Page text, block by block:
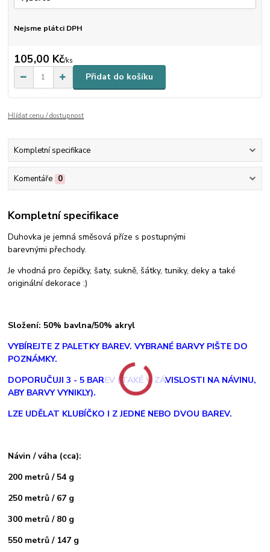
Nejsme plátci DPH
105,00 Kč/ks
Přidat do košíku
Hlídat cenu / dostupnost
Kompletní specifikace
Komentáře 0
Kompletní specifikace
Duhovka je jemná směsová příze s postupnými
barevnými přechody.
Je vhodná pro čepičky, šaty, sukně, šátky, tuniky, deky a také
originální dekorace :)
Složení: 50% bavlna/50% akryl
VYBÍREJTE Z PALETKY BAREV. VYBRANÉ BARVY PIŠTE DO
POZNÁMKY.
DOPORUČUJI 3 - 5 BAREV (TAKÉ V ZÁVISLOSTI NA NÁVINU,
ABY BARVY VYNIKLY).
LZE UDĚLAT KLUBÍČKO I Z JEDNÉ NEBO DVOU BAREV.
Návin / váha (cca):
200 metrů / 54 g
250 metrů / 67 g
300 metrů / 80 g
550 metrů / 147 g